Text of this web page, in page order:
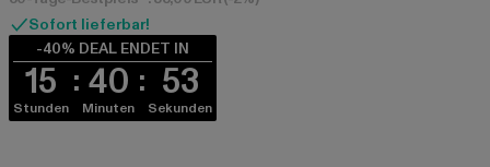
Sofort lieferbar!
-40% DEAL ENDET IN
15
Stunden
40
Minuten
53
Sekunden